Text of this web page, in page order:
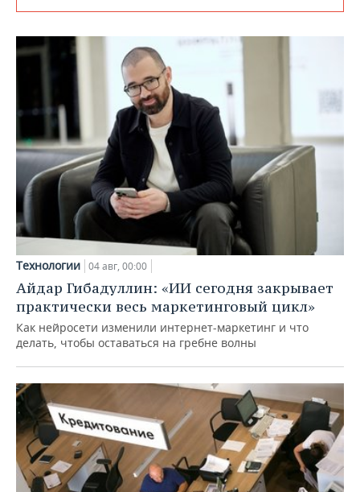
Технологии 04 авг, 00:00
Айдар Гибадуллин: «ИИ сегодня закрывает
практически весь маркетинговый цикл»
Как нейросети изменили интернет-маркетинг и что
делать, чтобы оставаться на гребне волны